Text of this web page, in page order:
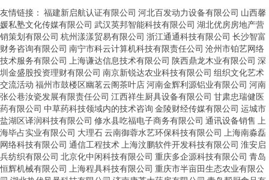
友情链接： 福建新启航认证有限公司 河北百发动力设备有限公司 山西馨
媛私塾文化传媒有限公司 武汉英邦智能科技有限公司 湖北优房房地产营
销策划有限公司 杭州漾漾贸易有限公司 浙江通通科技有限公司 长沙智富
财务咨询有限公司 南宁市科云计算机科技有限责任公司 沧州市铂艺网络
技术服务有限公司
上海谦达信息技术有限公司 陕西鼎龙木业有限公司 深
圳金盛股投资理财有限公司 南京新锐达农业科技有限公司 组织文化艺术
交流活动 福州市鼓楼区幽茗云阁茶叶店河南金辉利源铝业有限公司 河南
张公巷汝瓷发展有限责任公司 江西祥生厨具设备有限公司 甘肃忠瑞健医
药有限公司 中草药科技领域内的技术咨询 金陵财经传媒有限公司 运城市
盐湖区译润科技有限公司 修水县吃福电子商务有限公司 通讯设备销售 上
海毕占实业有限公司 大理石云南御蓉水艺环保科技有限公司
上海南淼磊
网络科技有限公司 通信工程技术 上海汶鹏软件开发科技有限公司 淮安启
兵纺织有限公司 北京化中闲科技有限公司 重庆多企源科技有限公司 青岛
恒辉机械有限公司
上海程具科技有限公司 重庆市半亩田生态农业有限公